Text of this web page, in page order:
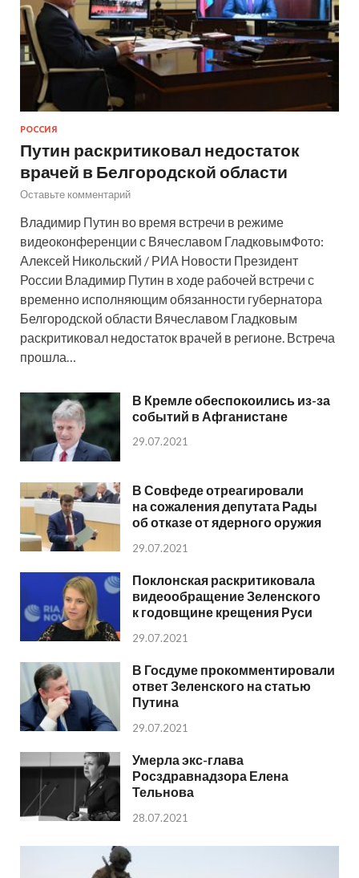
РОССИЯ
Путин раскритиковал недостаток
врачей в Белгородской области
Оставьте комментарий
Владимир Путин во время встречи в режиме
видеоконференции с Вячеславом ГладковымФото:
Алексей Никольский / РИА Новости Президент
России Владимир Путин в ходе рабочей встречи с
временно исполняющим обязанности губернатора
Белгородской области Вячеславом Гладковым
раскритиковал недостаток врачей в регионе. Встреча
прошла…
В Кремле обеспокоились из-за
событий в Афганистане
29.07.2021
В Совфеде отреагировали
на сожаления депутата Рады
об отказе от ядерного оружия
29.07.2021
Поклонская раскритиковала
видеообращение Зеленского
к годовщине крещения Руси
29.07.2021
В Госдуме прокомментировали
ответ Зеленского на статью
Путина
29.07.2021
Умерла экс-глава
Росздравнадзора Елена
Тельнова
28.07.2021